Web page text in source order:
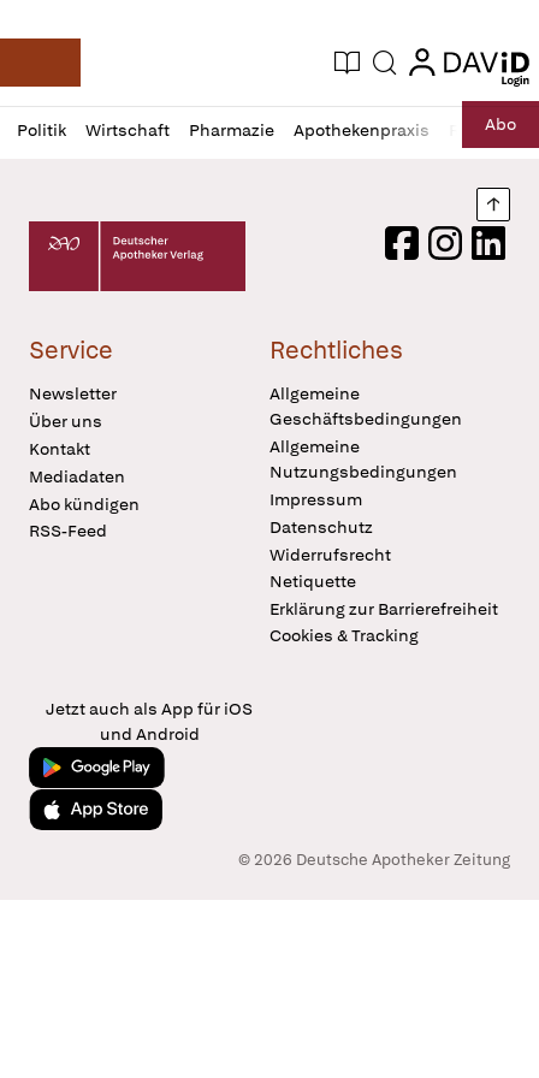
Deutsche Apotheker Zeitung
Aktuelle Ausgabe
Suche login
login
Politik Wirtschaft Pharmazie Apothekenpraxis RechtAbo
Profil
öffnen
Daz
Pur
Deutscher Apotheker Verlag Logo
FacebookInstagram
Service
Newsletter
Über uns
Kontakt
Mediadaten
Abo kündigen
RSS-Feed
Rechtliches
Allgemeine
Geschäftsbedingungen
Allgemeine
Nutzungsbedingungen
Impressum
Datenschutz
Widerrufsrecht
Netiquette
Erklärung zur Barrierefreiheit
Cookies & Tracking
Jetzt auch als App für iOS
und Android
Jetzt bei Google Play
Laden im App Store
© 2026 Deutsche Apotheker Zeitung